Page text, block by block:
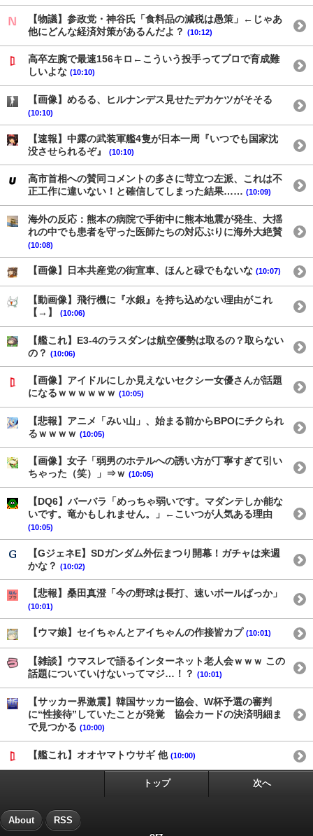
【物議】参政党・神谷氏「食料品の減税は愚策」←じゃあ
他にどんな経済対策があるんだよ？ (10:12)
高卒左腕で最速156キロ←こういう投手ってプロで育成難
しいよな (10:10)
【画像】めるる、ヒルナンデス見せたデカケツがそそる
(10:10)
【速報】中露の武装軍艦4隻が日本一周『いつでも国家沈
没させられるぞ』
(10:10)
高市首相への賛同コメントの多さに苛立つ左派、これは不
正工作に違いない！と確信してしまった結果…… (10:09)
海外の反応：熊本の病院で手術中に熊本地震が発生、大揺
れの中でも患者を守った医師たちの対応ぶりに海外大絶賛
(10:08)
【画像】日本共産党の街宣車、ほんと碌でもないな (10:07)
【動画像】飛行機に『水銀』を持ち込めない理由がこれ
【→】
(10:06)
【艦これ】E3-4のラスダンは航空優勢は取るの？取らない
の？ (10:06)
【画像】アイドルにしか見えないセクシー女優さんが話題
になるｗｗｗｗｗｗ (10:05)
【悲報】アニメ「みい山」、始まる前からBPOにチクられ
るｗｗｗｗ (10:05)
【画像】女子「弱男のホテルへの誘い方が丁寧すぎて引い
ちゃった（笑）」⇒ｗ (10:05)
【DQ6】バーバラ「めっちゃ弱いです。マダンテしか能な
いです。竜かもしれません。」←こいつが人気ある理由
(10:05)
【GジェネE】SDガンダム外伝まつり開幕！ガチャは来週
かな？ (10:02)
【悲報】桑田真澄「今の野球は長打、速いボールばっか」
(10:01)
【ウマ娘】セイちゃんとアイちゃんの作接皆カプ (10:01)
【雑談】ウマスレで語るインターネット老人会ｗｗｗ この
話題についていけないってマジ…！？ (10:01)
【サッカー界激震】韓国サッカー協会、W杯予選の審判
に“性接待”していたことが発覚 協会カードの決済明細ま
で見つかる (10:00)
【艦これ】オオヤマトウサギ 他 (10:00)
トップ 次へ
About RSS